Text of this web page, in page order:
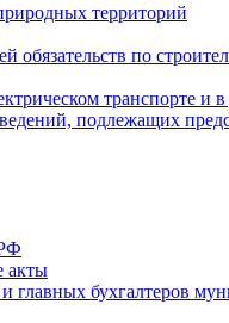
территорий
по
транспорте и
подлежащих
акты
главных бухгалтеров